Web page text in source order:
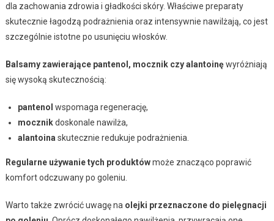
dla zachowania zdrowia i gładkości skóry. Właściwe preparaty
skutecznie łagodzą podrażnienia oraz intensywnie nawilżają, co jest
szczególnie istotne po usunięciu włosków.
Balsamy zawierające pantenol, mocznik czy alantoinęwyróżniają
się wysoką skutecznością:
pantenol wspomaga regenerację,
mocznikdoskonale nawilża,
alantoina skutecznie redukuje podrażnienia.
Regularne używanie tych produktówmoże znacząco poprawić
komfort odczuwany po goleniu.
Warto także zwrócić uwagę na olejki przeznaczone do pielęgnacji